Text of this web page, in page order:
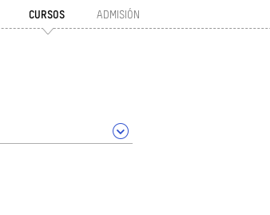
CURSOS ADMISIÓN